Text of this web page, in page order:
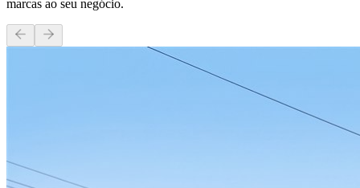
marcas ao seu negócio.